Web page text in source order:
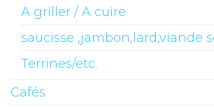
A griller / A cuire
saucisse ,jambon,lard,viande
Terrines/etc.
Cafés